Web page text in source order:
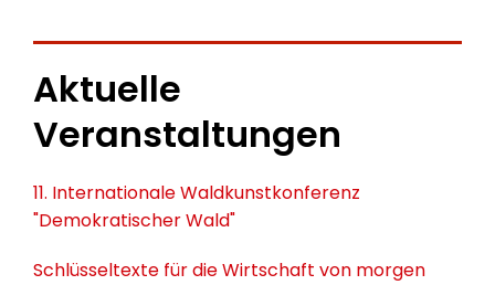
Aktuelle
Veranstaltungen
11. Internationale Waldkunstkonferenz
"Demokratischer Wald"
Schlüsseltexte für die Wirtschaft von morgen